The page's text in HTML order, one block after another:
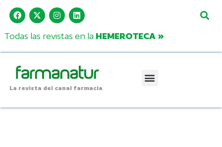
Todas las revistas en la HEMEROTECA »
La revista del canal farmacia